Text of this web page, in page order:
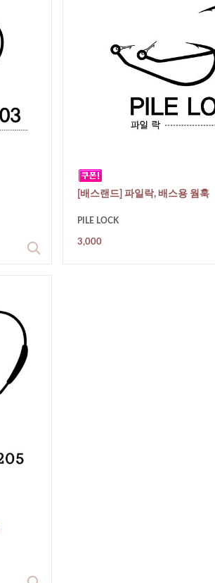
[배스랜드] 파일락, 배스용 웜훅
PILE LOCK
3,000